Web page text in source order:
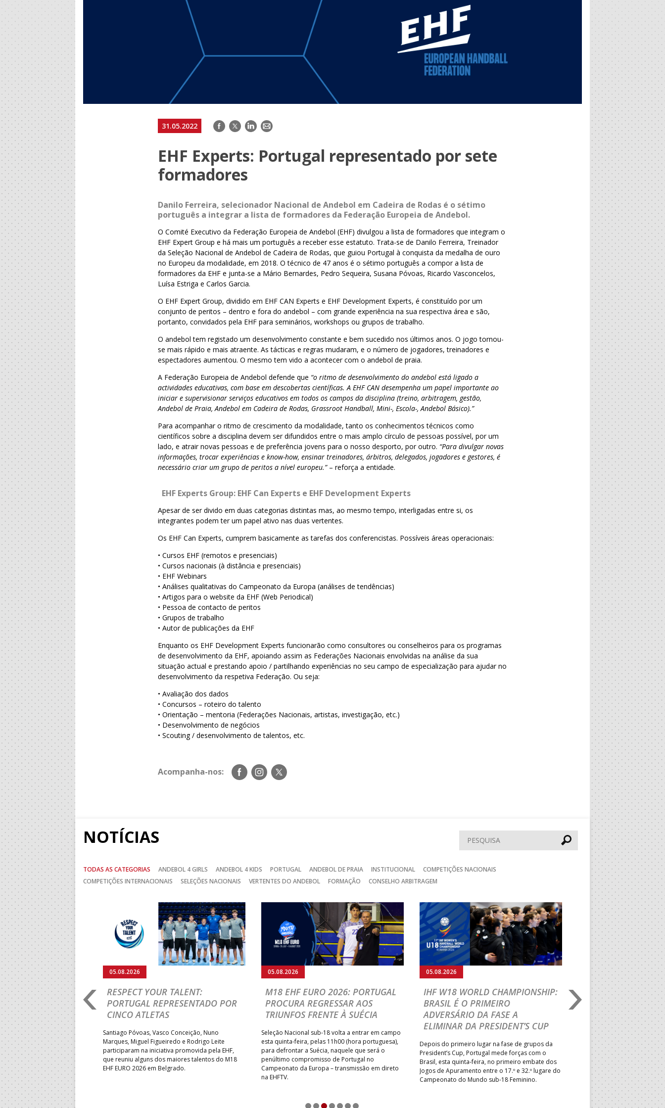
31.05.2022 Facebook
TwitterLinkedIn
E-
EHF Experts: Portugal representado por sete
formadores
Danilo Ferreira, selecionador Nacional de Andebol em Cadeira de Rodas é o sétimo
português a integrar a lista de formadores da Federação Europeia de Andebol.
O Comité Executivo da Federação Europeia de Andebol (EHF) divulgou a lista de formadores que integram o
EHF Expert Group e há mais um português a receber esse estatuto. Trata-se de Danilo Ferreira, Treinador
da Seleção Nacional de Andebol de Cadeira de Rodas, que guiou Portugal à conquista da medalha de ouro
no Europeu da modalidade, em 2018. O técnico de 47 anos é o sétimo português a compor a lista de
formadores da EHF e junta-se a Mário Bernardes, Pedro Sequeira, Susana Póvoas, Ricardo Vasconcelos,
Luísa Estriga e Carlos Garcia.
O EHF Expert Group, dividido em EHF CAN Experts e EHF Development Experts, é constituído por um
conjunto de peritos – dentro e fora do andebol – com grande experiência na sua respectiva área e são,
portanto, convidados pela EHF para seminários, workshops ou grupos de trabalho.
O andebol tem registado um desenvolvimento constante e bem sucedido nos últimos anos. O jogo tornou-
se mais rápido e mais atraente. As tácticas e regras mudaram, e o número de jogadores, treinadores e
espectadores aumentou. O mesmo tem vido a acontecer com o andebol de praia.
A Federação Europeia de Andebol defende que “o ritmo de desenvolvimento do andebol está ligado a
actividades educativas, com base em descobertas científicas. A EHF CAN desempenha um papel importante ao
iniciar e supervisionar serviços educativos em todos os campos da disciplina (treino, arbitragem, gestão,
Andebol de Praia, Andebol em Cadeira de Rodas, Grassroot Handball, Mini-, Escola-, Andebol Básico).”
Para acompanhar o ritmo de crescimento da modalidade, tanto os conhecimentos técnicos como
científicos sobre a disciplina devem ser difundidos entre o mais amplo círculo de pessoas possível, por um
lado, e atrair novas pessoas e de preferência jovens para o nosso desporto, por outro. “Para divulgar novas
informações, trocar experiências e know-how, ensinar treinadores, árbitros, delegados, jogadores e gestores, é
necessário criar um grupo de peritos a nível europeu.”– reforça a entidade.
EHF Experts Group: EHF Can Experts e EHF Development Experts
Apesar de ser divido em duas categorias distintas mas, ao mesmo tempo, interligadas entre si, os
integrantes podem ter um papel ativo nas duas vertentes.
Os EHF Can Experts, cumprem basicamente as tarefas dos conferencistas. Possíveis áreas operacionais:
• Cursos EHF (remotos e presenciais)
• Cursos nacionais (à distância e presenciais)
• EHF Webinars
• Análises qualitativas do Campeonato da Europa (análises de tendências)
• Artigos para o website da EHF (Web Periodical)
• Pessoa de contacto de peritos
• Grupos de trabalho
• Autor de publicações da EHF
Enquanto os EHF Development Experts funcionarão como consultores ou conselheiros para os programas
de desenvolvimento da EHF, apoiando assim as Federações Nacionais envolvidas na análise da sua
situação actual e prestando apoio / partilhando experiências no seu campo de especialização para ajudar no
desenvolvimento da respetiva Federação. Ou seja:
• Avaliação dos dados
• Concursos – roteiro do talento
• Orientação – mentoria (Federações Nacionais, artistas, investigação, etc.)
• Desenvolvimento de negócios
• Scouting / desenvolvimento de talentos, etc.
Acompanha-nos:
Siga-
nos
Siga-
nos
Siga-
nos
NOTÍCIAS Pesquisar
TODAS AS CATEGORIAS ANDEBOL 4 GIRLS ANDEBOL 4 KIDS PORTUGAL ANDEBOL DE PRAIA INSTITUCIONAL
COMPETIÇÕES NACIONAIS
COMPETIÇÕES INTERNACIONAIS
SELEÇÕES NACIONAIS VERTENTES DO ANDEBOL FORMAÇÃO CONSELHO ARBITRAGEM
2026: PORTUGAL
E SEGUE NA LUTA
18 regressou às vitórias no
ao superar a Suécia por 32-
uma vaga para o
do Mundo.
05.08.2026
RESPECT YOUR TALENT:
PORTUGAL REPRESENTADO POR
CINCO ATLETAS
Santiago Póvoas, Vasco Conceição, Nuno
Marques, Miguel Figueiredo e Rodrigo Leite
participaram na iniciativa promovida pela EHF,
que reuniu alguns dos maiores talentos do M18
EHF EURO 2026 em Belgrado.
05.08.2026
M18 EHF EURO 2026: PORTUGAL
PROCURA REGRESSAR AOS
TRIUNFOS FRENTE À SUÉCIA
Seleção Nacional sub-18 volta a entrar em campo
esta quinta-feira, pelas 11h00 (hora portuguesa),
para defrontar a Suécia, naquele que será o
penúltimo compromisso de Portugal no
Campeonato da Europa – transmissão em direto
na EHFTV.
05.08.2026
IHF W18 WORLD CHAMPIONSHIP:
BRASIL É O PRIMEIRO
ADVERSÁRIO DA FASE A
ELIMINAR DA PRESIDENT’S CUP
Depois do primeiro lugar na fase de grupos da
President’s Cup, Portugal mede forças com o
Brasil, esta quinta-feira, no primeiro embate dos
Jogos de Apuramento entre o 17.º e 32.º lugare do
Campeonato do Mundo sub-18 Feminino.
05.08.2026
IHF W18 WORLD
JOÃO VAREJÃO
CURSO
TREINADORES NA
Treinador português João
integrado na EHF Experts
preletores convidados pela
de Andebol, em Pitești,
de 400 treinadores.
Seguinte